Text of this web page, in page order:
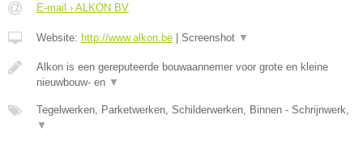
E-mail › ALKON BV
Website: http://www.alkon.be Screenshot ▼
Alkon is een gereputeerde bouwaannemer voor grote en kleine
nieuwbouw- en ▼
Tegelwerken, Parketwerken, Schilderwerken, Binnen - Schrijnwerk,
▼